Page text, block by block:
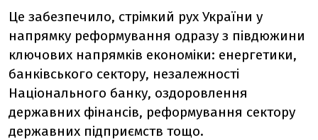
Це забезпечило, стрімкий рух України у
напрямку реформування одразу з півдюжини
ключових напрямків економіки: енергетики,
банківського сектору, незалежності
Національного банку, оздоровлення
державних фінансів, реформування сектору
державних підприємств тощо.